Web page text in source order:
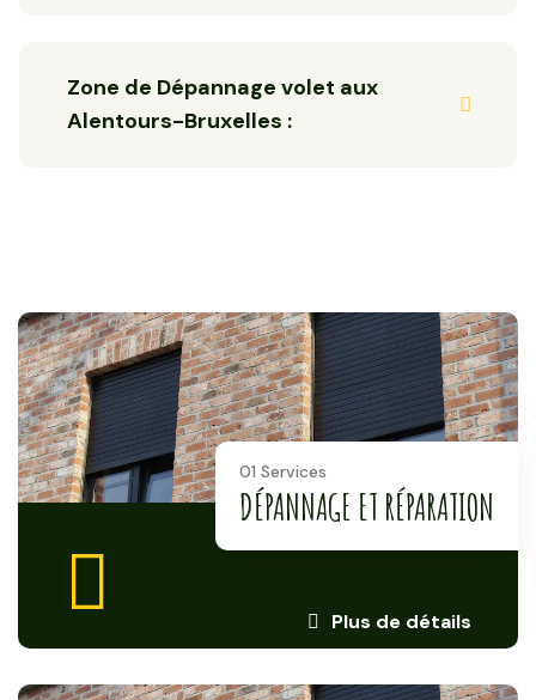
Zone de Dépannage volet aux
Alentours-Bruxelles :
Plus de détails
01 Services
DÉPANNAGE ET RÉPARATION